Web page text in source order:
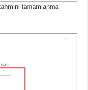
tamamlanma